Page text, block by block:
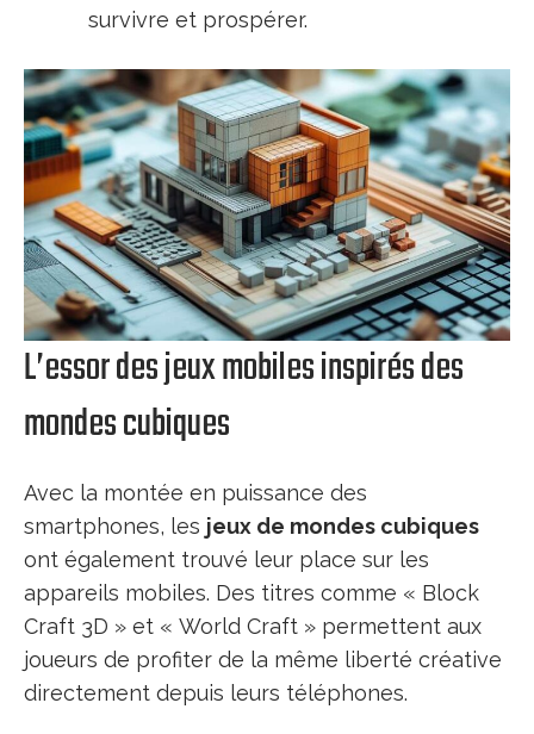
survivre et prospérer.
L’essor des jeux mobiles inspirés des
mondes cubiques
Avec la montée en puissance des
smartphones, les jeux de mondes cubiques
ont également trouvé leur place sur les
appareils mobiles. Des titres comme « Block
Craft 3D » et « World Craft » permettent aux
joueurs de profiter de la même liberté créative
directement depuis leurs téléphones.